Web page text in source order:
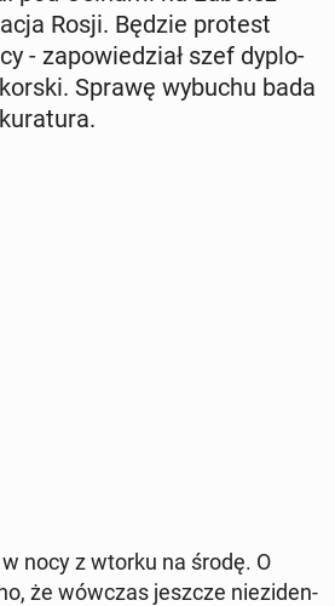
Rosji. Będzie protest
- za­po­wie­dział szef dy­plo­
Sprawę wybuchu bada
nocy z wtorku na środę. O
że wówczas jeszcze nie­zi­den­